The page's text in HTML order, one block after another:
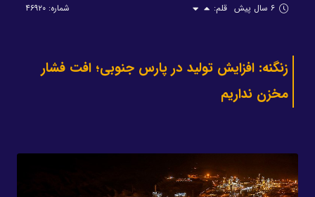
۶ سال پیش قلم: شماره: ۴۶۹۲۰
زنگنه: افزایش تولید در پارس جنوبی؛ افت فشار
مخزن نداریم